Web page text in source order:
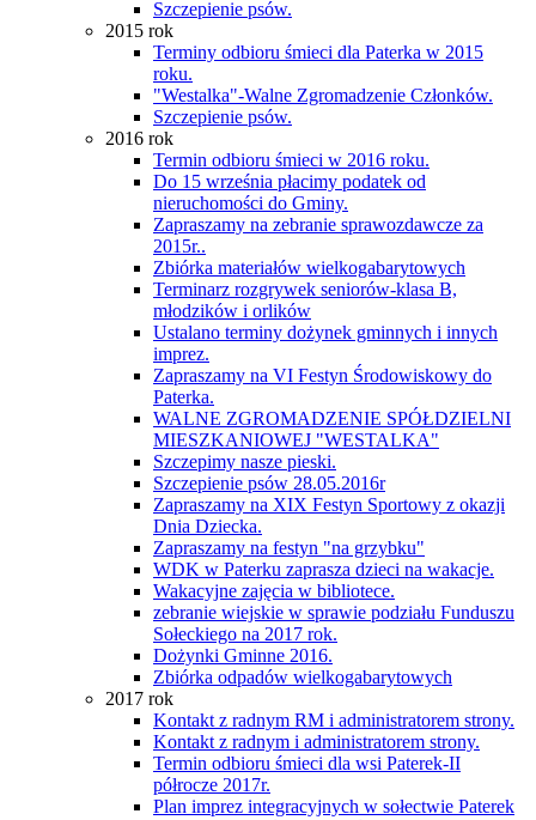
Szczepienie psów.
2015 rok
Terminy odbioru śmieci dla Paterka w 2015
roku.
"Westalka"-Walne Zgromadzenie Członków.
Szczepienie psów.
2016 rok
Termin odbioru śmieci w 2016 roku.
Do 15 września płacimy podatek od
nieruchomości do Gminy.
Zapraszamy na zebranie sprawozdawcze za
2015r..
Zbiórka materiałów wielkogabarytowych
Terminarz rozgrywek seniorów-klasa B,
młodzików i orlików
Ustalano terminy dożynek gminnych i innych
imprez.
Zapraszamy na VI Festyn Środowiskowy do
Paterka.
WALNE ZGROMADZENIE SPÓŁDZIELNI
MIESZKANIOWEJ "WESTALKA"
Szczepimy nasze pieski.
Szczepienie psów 28.05.2016r
Zapraszamy na XIX Festyn Sportowy z okazji
Dnia Dziecka.
Zapraszamy na festyn "na grzybku"
WDK w Paterku zaprasza dzieci na wakacje.
Wakacyjne zajęcia w bibliotece.
zebranie wiejskie w sprawie podziału Funduszu
Sołeckiego na 2017 rok.
Dożynki Gminne 2016.
Zbiórka odpadów wielkogabarytowych
2017 rok
Kontakt z radnym RM i administratorem strony.
Kontakt z radnym i administratorem strony.
Termin odbioru śmieci dla wsi Paterek-II
półrocze 2017r.
Plan imprez integracyjnych w sołectwie Paterek